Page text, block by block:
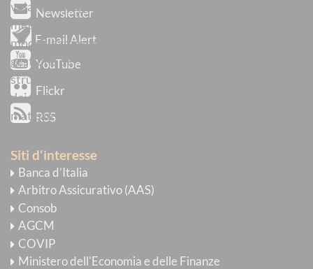
volatilità degli strumenti finanziari, applicazione di
metodi di ottimizzazione e calcolo stocastico per la
modellizzazione di fenomeni economico-finanziari,
gestione del rischio e strategie di copertura, pricing di
strumenti complessi, investimenti sostenibili, ruolo
dei rating ESG, modelli di valutazione per i prezzi delle
materie prime.
Commissioni di concorso per ruoli di insegnamento e
di ricerca in ambito universitario e per la selezione di
dipendenti di autorità di vigilanza (Banca d’Italia,
Consob, Ivass) e ha ricoperto incarichi sia in ambito
nazionale che internazionale in qualità di esperto per
la valutazione di strumenti finanziari.
Newsletter
E-mail Alert
YouTube
Flickr
RSS
Siti d'interesse
Banca d’Italia
Arbitro Assicurativo (AAS)
Consob
AGCM
COVIP
Ministero dell'Economia e delle Finanze